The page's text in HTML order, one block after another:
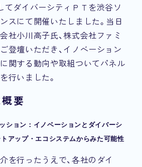
てダイバーシティＰＴを渋谷ソ
スにて開催いたしました。当日
社小川高子氏、株式会社ファミ
登壇いただき、イノベーション
関する動向や取組ついてパネル
行いました。
要
ション：イノベーションとダイバーシ
アップ・エコシステムからみた可能性
を行ったうえで、各社のダイ